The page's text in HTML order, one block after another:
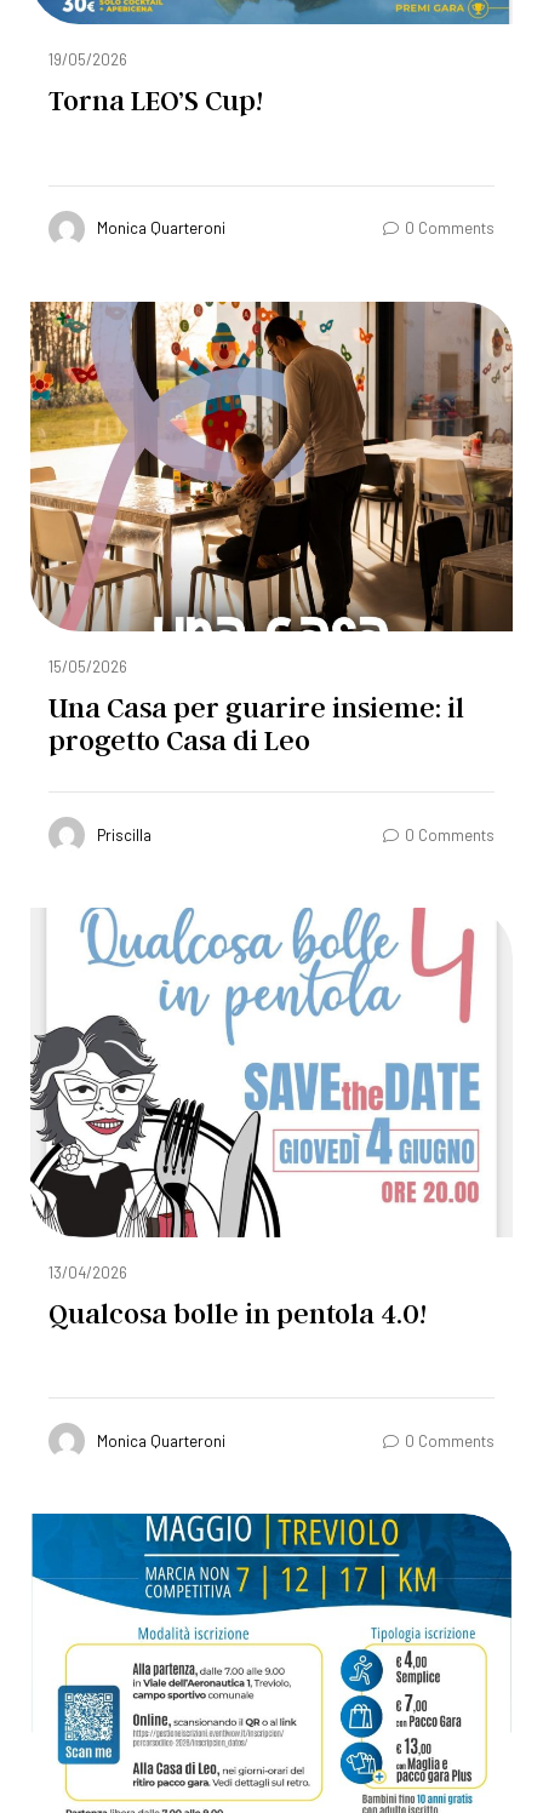
19/05/2026
Torna LEO’S Cup!
Monica Quarteroni 0 Comments
15/05/2026
Una Casa per guarire insieme: il
progetto Casa di Leo
Priscilla 0 Comments
13/04/2026
Qualcosa bolle in pentola 4.0!
Monica Quarteroni 0 Comments